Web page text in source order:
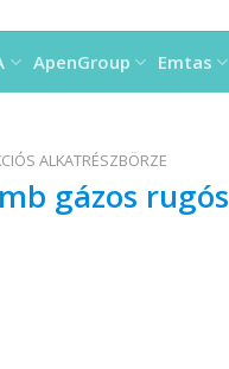
ApenGroup Emtas
ALKATRÉSZBÖRZE
gázos rugós